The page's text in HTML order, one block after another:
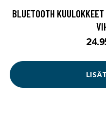
BLUETOOTH